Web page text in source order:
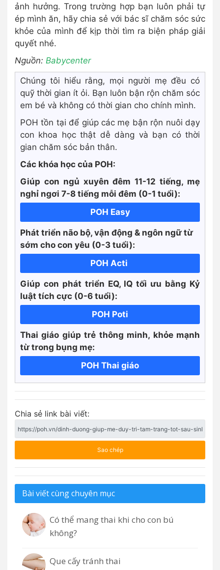
ảnh hưởng. Trong trường hợp bạn luôn phải tự
ép mình ăn, hãy chia sẻ với bác sĩ chăm sóc sức
khỏe của mình để kịp thời tìm ra biện pháp giải
quyết nhé.
Nguồn: Babycenter
Chúng tôi hiểu rằng, mọi người mẹ đều có
quỹ thời gian ít ỏi. Bạn luôn bận rộn chăm sóc
em bé và không có thời gian cho chính mình.
POH tồn tại để giúp các mẹ bận rộn nuôi dạy
con khoa học thật dễ dàng và bạn có thời
gian chăm sóc bản thân.
Các khóa học của POH:
Giúp con ngủ xuyên đêm 11-12 tiếng, mẹ
nghỉ ngơi 7-8 tiếng mỗi đêm (0-1 tuổi):
POH Easy
Phát triển não bộ, vận động & ngôn ngữ từ
sớm cho con yêu (0-3 tuổi):
POH Acti
Giúp con phát triển EQ, IQ tối ưu bằng Kỷ
luật tích cực (0-6 tuổi):
POH Poti
Thai giáo giúp trẻ thông minh, khỏe mạnh
từ trong bụng mẹ:
POH Thai giáo
Chia sẻ link bài viết:
Sao chép
Bài viết cùng chuyên mục
Có thể mang thai khi cho con bú
không?
Que cấy tránh thai